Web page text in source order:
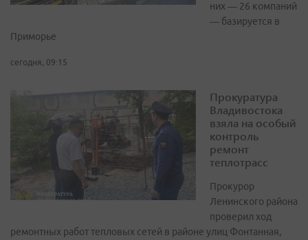
них — 26 компаний
— базируется в
Приморье
сегодня, 09:15
Прокуратура
Владивостока
взяла на особый
контроль
ремонт
теплотрасс
Прокурор
Ленинского района
проверил ход
ремонтных работ тепловых сетей в районе улиц Фонтанная,